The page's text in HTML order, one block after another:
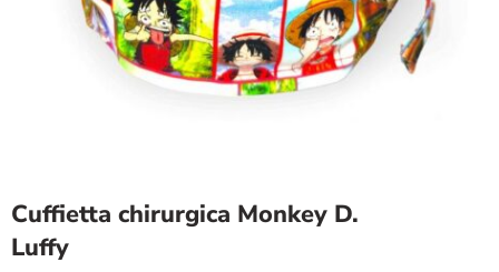
Cuffietta chirurgica Monkey D.
Luffy